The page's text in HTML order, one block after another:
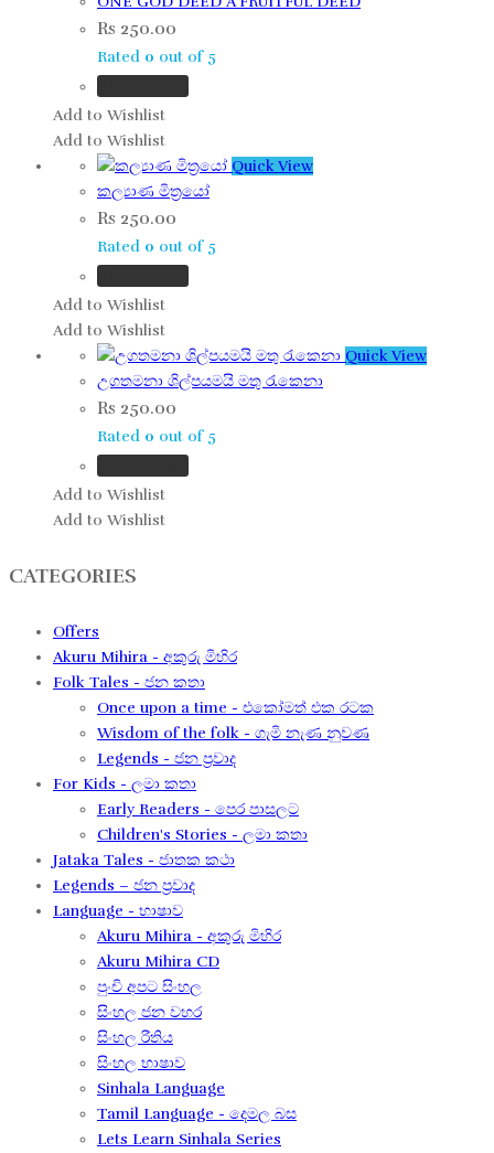
Rs 250.00
Rated 0 out of 5
Add to Wishlist
Add to Wishlist
Quick View
කල්‍යාණ මිත‍්‍රයෝ
Rs 250.00
Rated 0 out of 5
Add to Wishlist
Add to Wishlist
Quick View
උගතමනා ශිල්පයමයි මතු රැකෙනා
Rs 250.00
Rated 0 out of 5
Add to Wishlist
Add to Wishlist
CATEGORIES
Offers
Akuru Mihira - අකුරු මිහිර
Folk Tales - ජන කතා
Once upon a time - එකෝමත් එක රටක​
Wisdom of the folk - ගැමි නැණ නුවණ​
Legends - ජන ප්‍රවාද​
For Kids - ලමා කතා
Early Readers - පෙර පාසලට
Children's Stories - ලමා කතා
Jataka Tales - ජාතක කථා
Legends – ජන ප්‍රවාද​
Language - භාෂාව
Akuru Mihira - අකුරු මිහිර​
Akuru Mihira CD
පුංචි අපට සිංහල
සිංහල ජන වහර​
සිංහල රීතිය​
සිංහල භාෂාව
Sinhala Language
Tamil Language - දෙමල බස​
Lets Learn Sinhala Series